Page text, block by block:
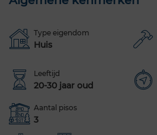
Type eigendom
Huis
Leeftijd
20-30 jaar oud
Aantal pisos
3